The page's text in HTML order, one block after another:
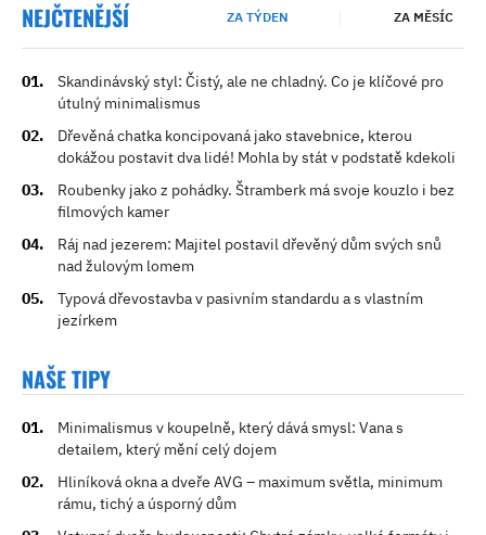
NEJČTENĚJŠÍ ZA TÝDEN ZA MĚSÍC
Skandinávský styl: Čistý, ale ne chladný. Co je klíčové pro
útulný minimalismus
Dřevěná chatka koncipovaná jako stavebnice, kterou
dokážou postavit dva lidé! Mohla by stát v podstatě kdekoli
Roubenky jako z pohádky. Štramberk má svoje kouzlo i bez
filmových kamer
Ráj nad jezerem: Majitel postavil dřevěný dům svých snů
nad žulovým lomem
Typová dřevostavba v pasivním standardu a s vlastním
jezírkem
NAŠE TIPY
Minimalismus v koupelně, který dává smysl: Vana s
detailem, který mění celý dojem
Hliníková okna a dveře AVG – maximum světla, minimum
rámu, tichý a úsporný dům